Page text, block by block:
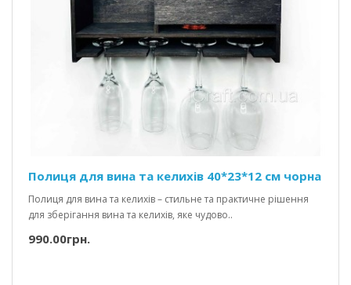
Полиця для вина та келихів 40*23*12 см чорна
Полиця для вина та келихів – стильне та практичне рішення
для зберігання вина та келихів, яке чудово..
990.00грн.